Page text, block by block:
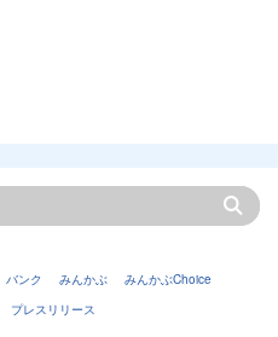
バンク みんかぶ
みんかぶChoice
プレスリリース